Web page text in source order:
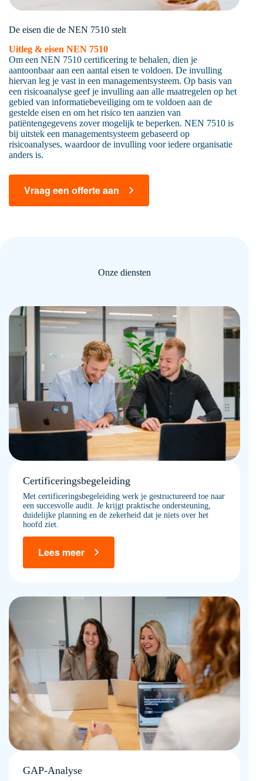
De eisen die de NEN 7510 stelt
Uitleg & eisen NEN 7510
Om een NEN 7510 certificering te behalen, dien je
aantoonbaar aan een aantal eisen te voldoen. De invulling
hiervan leg je vast in een managementsysteem. Op basis van
een risicoanalyse geef je invulling aan alle maatregelen op het
gebied van informatiebeveiliging om te voldoen aan de
gestelde eisen en om het risico ten aanzien van
patiëntengegevens zover mogelijk te beperken. NEN 7510 is
bij uitstek een managementsysteem gebaseerd op
risicoanalyses, waardoor de invulling voor iedere organisatie
anders is.
Vraag een offerte aan
Onze diensten
Certificeringsbegeleiding
Met certificeringsbegeleiding werk je gestructureerd toe naar
een succesvolle audit. Je krijgt praktische ondersteuning,
duidelijke planning en de zekerheid dat je niets over het
hoofd ziet.
Lees meer
GAP-Analyse